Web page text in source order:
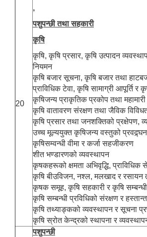
20
,
पशुपन्छी तथा सहकारी
कृषि
कृषि, कृषि प्रसार, कृषि उत्पादन
नियमन
कृषि बजार सूचना, कृषि बजार तथा
प्राविधिक टेवा, कृषि सामाग्री आपूर्ति
कृषिजन्य प्राकृतिक प्रकोप तथा
कृषि वातावरण संरक्षण तथा जैविक
कृषि प्रसार तथा जनशक्तिको प्रक्षेपण,
उच्च मूल्ययुक्त कृषिजन्य वस्तुको
कृषिसम्वन्धी वीमा र कर्जा सहजीकरण
शीत भण्डारणको व्यवस्थापन
कृषकहरूको क्षमता अभिवृद्धि,
कृषि बीउविजन, नश्ल, मलखाद र रसायन
कृषक समूह, कृषि सहकारी र कृषि
कृषि सम्बन्धी प्रविधिको संरक्षण र
कृषि तथ्याङ्कको व्यवस्थापन र सूचना
कृषि स्रोत केन्द्रको स्थापना र
पशुपन्छी